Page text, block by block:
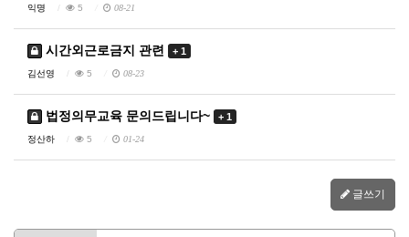
익명 5 08-21
시간외근로금지 관련 + 1
김선영 5 08-23
법정의무교육 문의드립니다~ + 1
정산하 5 01-24
글쓰기